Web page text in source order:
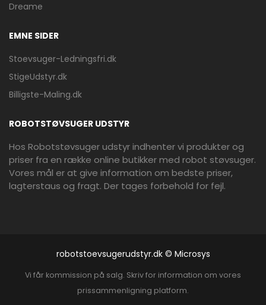
Dreame
EMNE SIDER
Stoevsuger-Ledningsfri.dk
StigeUdstyr.dk
Billigste-Maling.dk
ROBOTSTØVSUGER UDSTYR
Hos Robotstøvsuger udstyr indhenter vi produkter og
priser fra en række online butikker med robot støvsuger.
Vores mål er at give information om bedste priser,
lagterstaus og fragt. Der tages forbehold for fejl.
robotstoevsugerudstyr.dk © Microsys
Vi får kommission på salg. Skriv for information om vores
prissammenligning platform.